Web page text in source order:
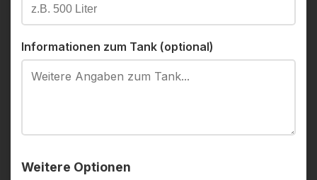
Informationen zum Tank (optional)
Weitere Optionen